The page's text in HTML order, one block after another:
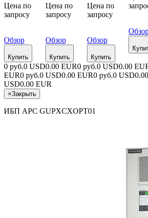
Цена по
запросу
Обзор
Купить
Цена по
запросу
Обзор
Купить
Цена по
запросу
Обзор
Купить
0 руб.0 USD0.00 EUR0 руб.0 USD0.00
EUR0 руб.0 USD0.00 EUR0 руб.0 USD
USD0.00 EUR
×Закрыть
ИБП APC GUPXCXOPT01